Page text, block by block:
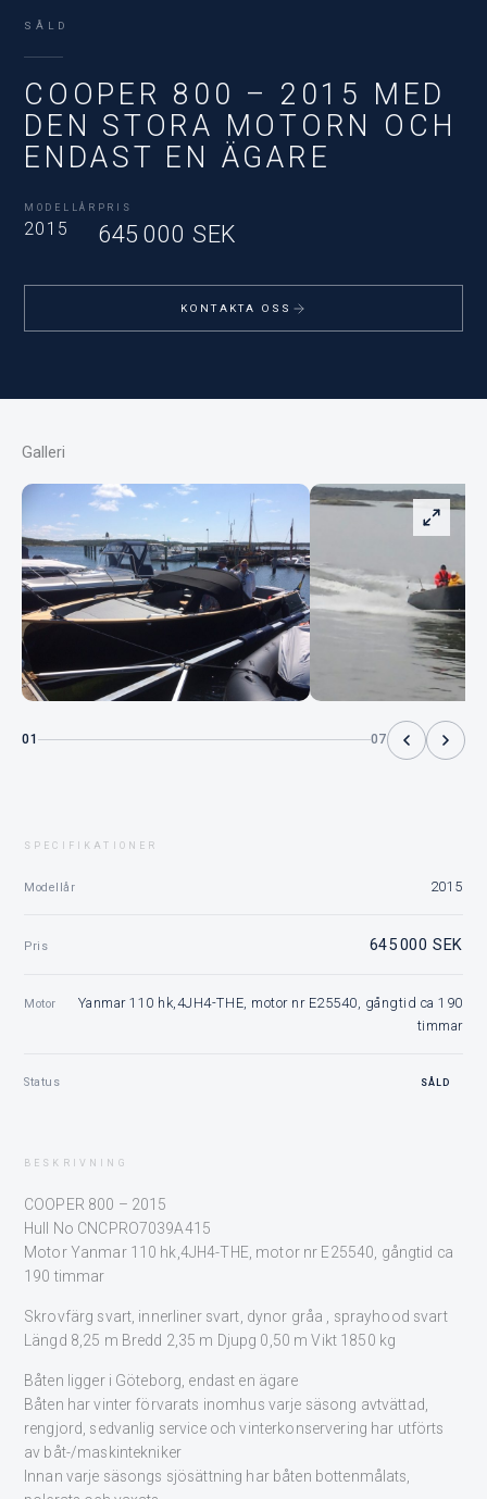
SÅLD
COOPER 800 – 2015 MED
DEN STORA MOTORN OCH
ENDAST EN ÄGARE
MODELLÅR
2015
PRIS
645 000 SEK
KONTAKTA OSS
Galleri
01 07
SPECIFIKATIONER
Modellår 2015
Pris 645 000 SEK
Motor
Yanmar 110 hk,4JH4-THE, motor nr E25540, gångtid ca 190
timmar
Status SÅLD
BESKRIVNING
COOPER 800 – 2015
Hull No CNCPRO7039A415
Motor Yanmar 110 hk,4JH4-THE, motor nr E25540, gångtid ca
190 timmar
Skrovfärg svart, innerliner svart, dynor gråa , sprayhood svart
Längd 8,25 m Bredd 2,35 m Djupg 0,50 m Vikt 1850 kg
Båten ligger i Göteborg, endast en ägare
Båten har vinter förvarats inomhus varje säsong avtvättad,
rengjord, sedvanlig service och vinterkonservering har utförts
av båt-/maskintekniker
Innan varje säsongs sjösättning har båten bottenmålats,